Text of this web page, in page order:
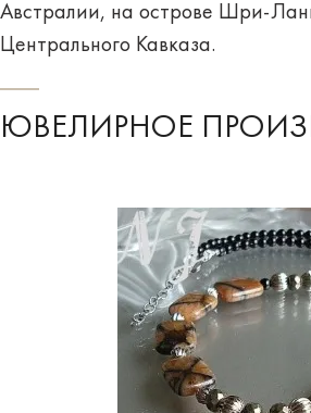
Австралии, на острове Шри-
Центрального Кавказа.
ЮВЕЛИРНОЕ